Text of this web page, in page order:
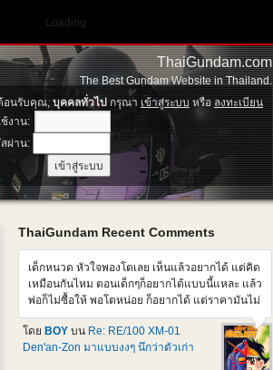
ThaiGundam.com
The Best Gundam Website in Thailand.
Loading
อนรับคุณ,บุคคลทั่วไปกรุณา เข้าสู่ระบบ หรือ ลงทะเบียน
งาน:
ผ่าน:
ThaiGundam Recent Comments
เด็กหนวด หัวใจพองโตเลย เห็นแล้วอยากได้ แต่คิด
เหมือนกันไหม ตอนเด็กๆก็อยากได้แบบนี้แหละ แล้ว
พ่อก็ไม่ซื้อให้ พอโตหน่อย ก็อยากได้ แต่ราคามันไม่
เหมือนตอนเด็กๆแล้วสิ แต่คนที่บ้านก็อาจจะไม่ให้
ซื้ออีก เศร้าเคล้าน้ำตา
โดย BOY บน Re: RE/100 XM-01
Den'an-Zon มาแบบงงๆ นึกว่าตัวเก่า